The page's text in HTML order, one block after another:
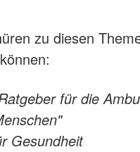
zu diesen
für die
Gesundheit